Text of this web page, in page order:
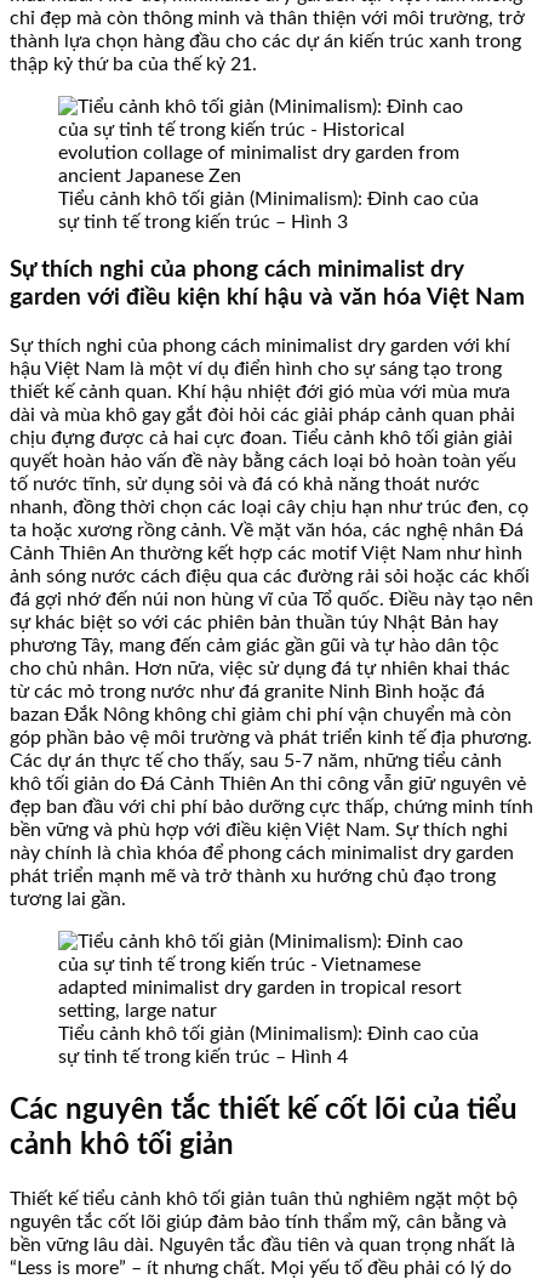
chỉ đẹp mà còn thông minh và thân thiện với môi trường, trở
thành lựa chọn hàng đầu cho các dự án kiến trúc xanh trong
thập kỷ thứ ba của thế kỷ 21.
Tiểu cảnh khô tối giản (Minimalism): Đỉnh cao của
sự tinh tế trong kiến trúc – Hình 3
Sự thích nghi của phong cách minimalist dry
garden với điều kiện khí hậu và văn hóa Việt Nam
Sự thích nghi của phong cách minimalist dry garden với khí
hậu Việt Nam là một ví dụ điển hình cho sự sáng tạo trong
thiết kế cảnh quan. Khí hậu nhiệt đới gió mùa với mùa mưa
dài và mùa khô gay gắt đòi hỏi các giải pháp cảnh quan phải
chịu đựng được cả hai cực đoan. Tiểu cảnh khô tối giản giải
quyết hoàn hảo vấn đề này bằng cách loại bỏ hoàn toàn yếu
tố nước tĩnh, sử dụng sỏi và đá có khả năng thoát nước
nhanh, đồng thời chọn các loại cây chịu hạn như trúc đen, cọ
ta hoặc xương rồng cảnh. Về mặt văn hóa, các nghệ nhân Đá
Cảnh Thiên An thường kết hợp các motif Việt Nam như hình
ảnh sóng nước cách điệu qua các đường rải sỏi hoặc các khối
đá gợi nhớ đến núi non hùng vĩ của Tổ quốc. Điều này tạo nên
sự khác biệt so với các phiên bản thuần túy Nhật Bản hay
phương Tây, mang đến cảm giác gần gũi và tự hào dân tộc
cho chủ nhân. Hơn nữa, việc sử dụng đá tự nhiên khai thác
từ các mỏ trong nước như đá granite Ninh Bình hoặc đá
bazan Đắk Nông không chỉ giảm chi phí vận chuyển mà còn
góp phần bảo vệ môi trường và phát triển kinh tế địa phương.
Các dự án thực tế cho thấy, sau 5-7 năm, những tiểu cảnh
khô tối giản do Đá Cảnh Thiên An thi công vẫn giữ nguyên vẻ
đẹp ban đầu với chi phí bảo dưỡng cực thấp, chứng minh tính
bền vững và phù hợp với điều kiện Việt Nam. Sự thích nghi
này chính là chìa khóa để phong cách minimalist dry garden
phát triển mạnh mẽ và trở thành xu hướng chủ đạo trong
tương lai gần.
Tiểu cảnh khô tối giản (Minimalism): Đỉnh cao của
sự tinh tế trong kiến trúc – Hình 4
Các nguyên tắc thiết kế cốt lõi của tiểu
cảnh khô tối giản
Thiết kế tiểu cảnh khô tối giản tuân thủ nghiêm ngặt một bộ
nguyên tắc cốt lõi giúp đảm bảo tính thẩm mỹ, cân bằng và
bền vững lâu dài. Nguyên tắc đầu tiên và quan trọng nhất là
“Less is more” – ít nhưng chất. Mọi yếu tố đều phải có lý do